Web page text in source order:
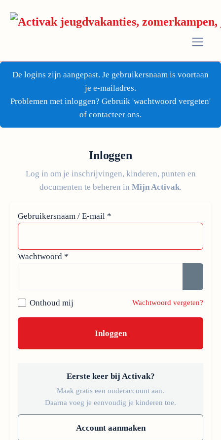
De logins zijn aangepast. Je gebruikersnaam is voortaan
je e-mailadres.
Problemen met inloggen? Gebruik 'wachtwoord vergeten'
of contacteer ons.
Inloggen
Log in om je inschrijvingen, kinderen, punten en
documenten te beheren in Mijn Activak.
Gebruikersnaam / E-mail *
Wachtwoord *
Onthoud mij Wachtwoord vergeten?
Inloggen
Eerste keer bij Activak?
Maak gratis een ouderaccount aan.
Daarna voeg je eenvoudig je kinderen toe.
Account aanmaken